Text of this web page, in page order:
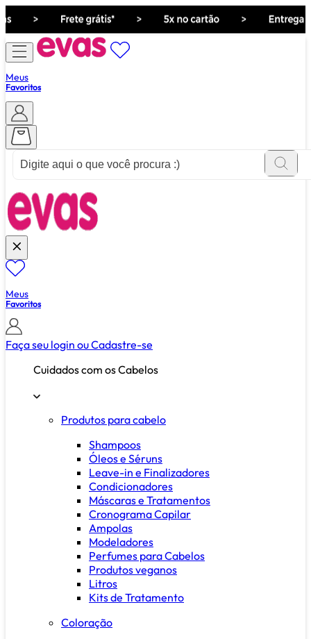
Meus
Favoritos
Meus
Favoritos
Faça seu login ouCadastre-se
Cuidados com os Cabelos
Produtos para cabelo
Shampoos
Óleos e Séruns
Leave-in e Finalizadores
Condicionadores
Máscaras e Tratamentos
Cronograma Capilar
Ampolas
Modeladores
Perfumes para Cabelos
Produtos veganos
Litros
Kits de Tratamento
Coloração